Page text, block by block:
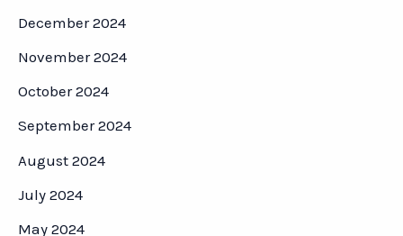
December 2024
November 2024
October 2024
September 2024
August 2024
July 2024
May 2024